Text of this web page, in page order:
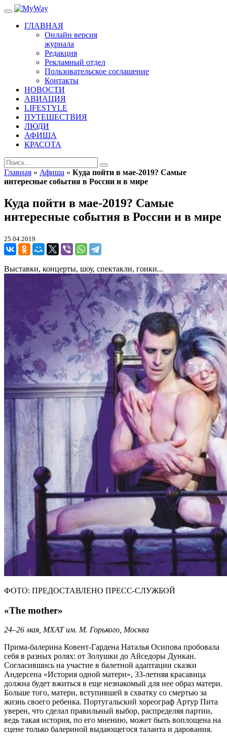
ГЛАВНАЯ
Онлайн версия
журнала
Редакция
Рекламный отдел
Пользовательское соглашение
Контакты
НОВОСТИ
АВИАЦИЯ
LIFESTYLE
ПУТЕШЕСТВИЯ
ЛЮДИ
АФИША
КРАСОТА
Главная » Афиша » Куда пойти в мае-2019? Самые
интересные события в России и в мире
Куда пойти в мае-2019? Самые
интересные события в России и в мире
25.04.2019
Выставки, концерты, шоу, спектакли, гонки...
ФОТО: ПРЕДОСТАВЛЕНО ПРЕСС-СЛУЖБОЙ
«The mother»
24–26 мая, МХАТ им. М. Горького, Москва
Прима-балерина Ковент-Гардена Наталья Осипова пробовала
себя в разных ролях: от Золушки до Айседоры Дункан.
Согласившись на участие в балетной адаптации сказки
Андерсена «История одной матери», 33-летняя красавица
должна будет вжиться в еще незнакомый для нее образ матери.
Больше того, матери, вступившей в схватку со смертью за
жизнь своего ребенка. Португальский хореограф Артур Пита
уверен, что сделал правильный выбор, распределяя партии,
ведь такая история, по его мнению, может быть воплощена на
сцене только балериной выдающегося таланта и дарования.